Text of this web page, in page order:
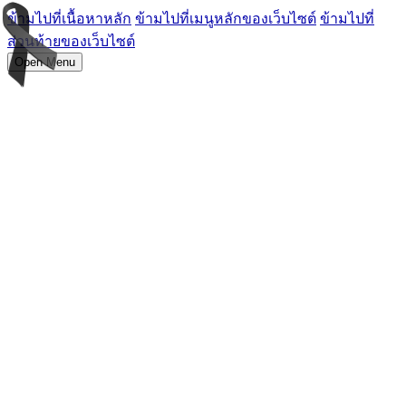
ข้ามไปที่เนื้อหาหลัก ข้ามไปที่เมนูหลักของเว็บไซต์ ข้ามไปที่
ส่วนท้ายของเว็บไซต์
Open Menu